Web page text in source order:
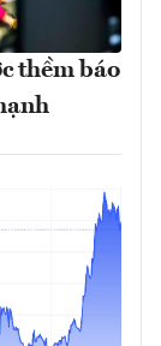
thềm báo